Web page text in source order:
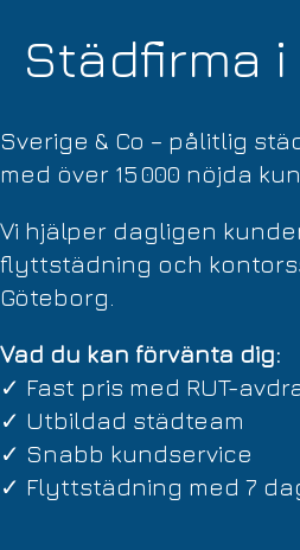
Städfirma
Sverige & Co – pålitlig
med över 15 000 nöjda
Vi hjälper dagligen
flyttstädning och
Göteborg.
Vad du kan förvänta dig:
✓ Fast pris med RUT-
✓ Utbildad städteam
✓ Snabb kundservice
✓ Flyttstädning med 7